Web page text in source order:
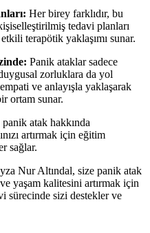
Her birey farklıdır, bu
tedavi planları
terapötik yaklaşımı sunar.
Panik ataklar sadece
zorluklara da yol
ve anlayışla yaklaşarak
ortam sunar.
panik atak hakkında
artırmak için eğitim
sağlar.
Nur Altındal, size panik atak
yaşam kalitesini artırmak için
sürecinde sizi destekler ve